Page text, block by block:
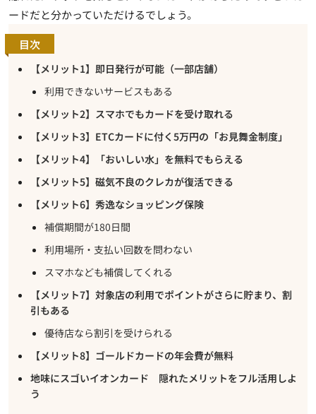
ードだと分かっていただけるでしょう。
目次
【メリット1】即日発行が可能（一部店舗）
利用できないサービスもある
【メリット2】スマホでもカードを受け取れる
【メリット3】ETCカードに付く5万円の「お見舞金制度」
【メリット4】「おいしい水」を無料でもらえる
【メリット5】磁気不良のクレカが復活できる
【メリット6】秀逸なショッピング保険
補償期間が180日間
利用場所・支払い回数を問わない
スマホなども補償してくれる
【メリット7】対象店の利用でポイントがさらに貯まり、割
引もある
優待店なら割引を受けられる
【メリット8】ゴールドカードの年会費が無料
地味にスゴいイオンカード 隠れたメリットをフル活用しよ
う